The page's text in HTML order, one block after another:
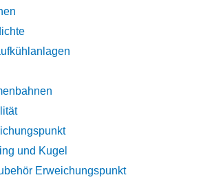
und Kugel
Erweichungspunkt